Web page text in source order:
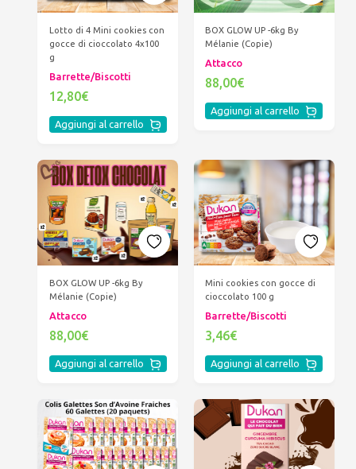
Lotto di 4 Mini cookies con
gocce di cioccolato 4x100
g
Barrette/Biscotti
12,80€
Aggiungi al carrello
BOX GLOW UP -6kg By
Mélanie (Copie)
Attacco
88,00€
Aggiungi al carrello
BOX GLOW UP -6kg By
Mélanie (Copie)
Attacco
88,00€
Aggiungi al carrello
Mini cookies con gocce di
cioccolato 100 g
Barrette/Biscotti
3,46€
Aggiungi al carrello